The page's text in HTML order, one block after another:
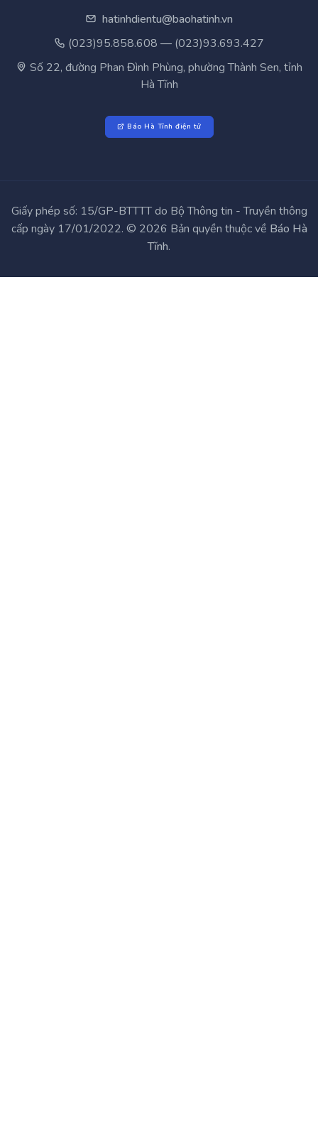
hatinhdientu@baohatinh.vn
(023)95.858.608 — (023)93.693.427
Số 22, đường Phan Đình Phùng, phường Thành Sen, tỉnh
Hà Tĩnh
Báo Hà Tĩnh điện tử
Giấy phép số: 15/GP-BTTTT do Bộ Thông tin - Truyền thông
cấp ngày 17/01/2022. © 2026 Bản quyền thuộc về Báo Hà
Tĩnh.